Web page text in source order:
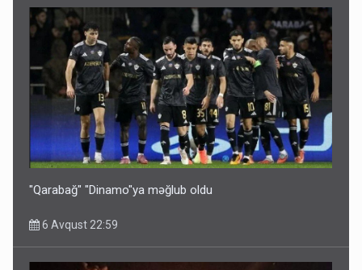
"Qarabağ" "Dinamo"ya məğlub oldu
6 Avqust 22:59